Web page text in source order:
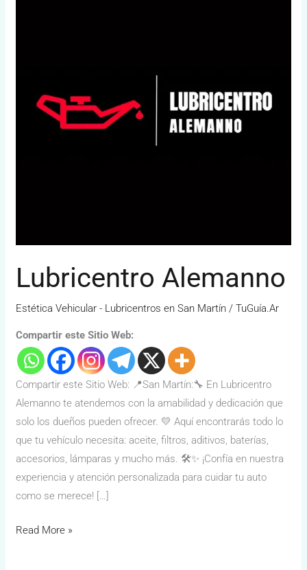
Lubricentro Alemanno
Estética Vehicular - Lubricentros en San Martín /TuGuía.Ar
Compartir este Sitio Web:
Compartir este Sitio Web: 📍San Martín:🔧 En Lubricentro
Alemanno te atendemos con la amabilidad y dedicación que
solo los dueños pueden ofrecer. 💛 Aquí encontrarás todo lo
que tu vehículo necesita: aceite, filtros, aditivos, baterías,
accesorios, lámparas y mucho más. 🛠️✨ ¡Confía en nuestra
experiencia y atención personalizada para cuidar tu auto
como se merece! […]
Read More »